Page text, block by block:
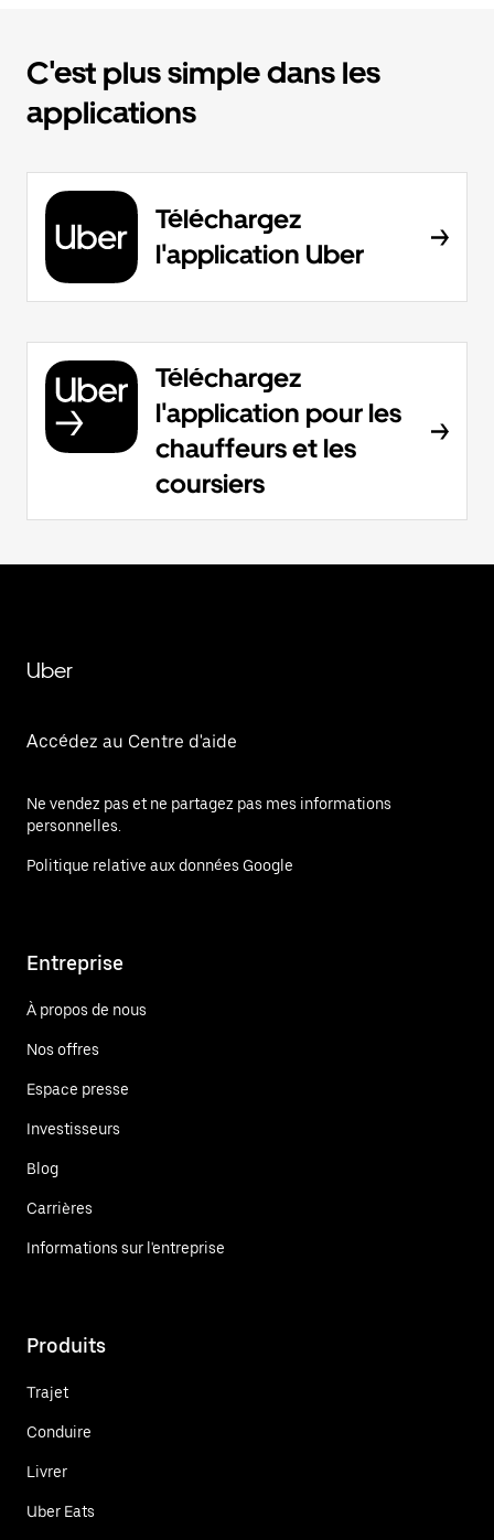
C'est plus simple dans les
applications
Téléchargez
l'application Uber
Téléchargez
l'application pour les
chauffeurs et les
coursiers
Uber
Accédez au Centre d'aide
Ne vendez pas et ne partagez pas mes informations
personnelles.
Politique relative aux données Google
Entreprise
À propos de nous
Nos offres
Espace presse
Investisseurs
Blog
Carrières
Informations sur l'entreprise
Produits
Trajet
Conduire
Livrer
Uber Eats